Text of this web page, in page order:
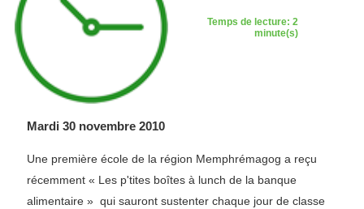
Temps de lecture: 2
minute(s)
Mardi 30 novembre 2010
Une première école de la région Memphrémagog a reçu
récemment « Les p'tites boîtes à lunch de la banque
alimentaire » qui sauront sustenter chaque jour de classe